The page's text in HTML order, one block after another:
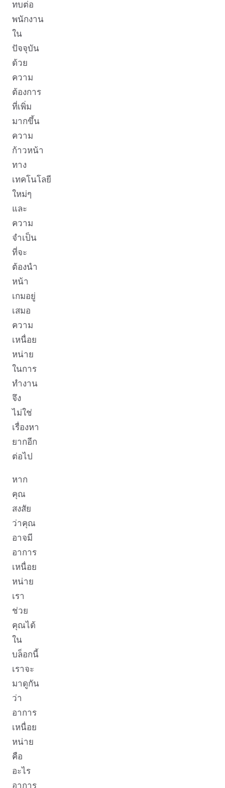
ทบต่อ
พนักงาน
ใน
ปัจจุบัน
ด้วย
ความ
ต้องการ
ที่เพิ่ม
มากขึ้น
ความ
ก้าวหน้า
ทาง
เทคโนโลยี
ใหม่ๆ
และ
ความ
จำเป็น
ที่จะ
ต้องนำ
หน้า
เกมอยู่
เสมอ
ความ
เหนื่อย
หน่าย
ในการ
ทำงาน
จึง
ไม่ใช่
เรื่องหา
ยากอีก
ต่อไป
หาก
คุณ
สงสัย
ว่าคุณ
อาจมี
อาการ
เหนื่อย
หน่าย
เรา
ช่วย
คุณได้
ใน
บล็อกนี้
เราจะ
มาดูกัน
ว่า
อาการ
เหนื่อย
หน่าย
คือ
อะไร
อาการ